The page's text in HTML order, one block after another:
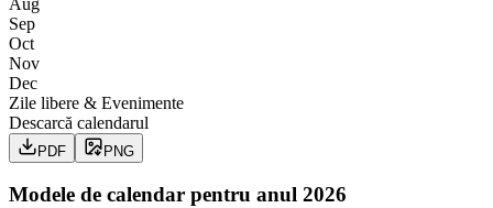
Sep
Oct
Nov
Dec
Zile libere & Evenimente
Descarcă calendarul
PDF PNG
Modele de calendar pentru anul 2026